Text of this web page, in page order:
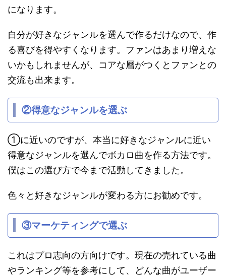
になります。
自分が好きなジャンルを選んで作るだけなので、作
る喜びを得やすくなります。ファンはあまり増えな
いかもしれませんが、コアな層がつくとファンとの
交流も出来ます。
②得意なジャンルを選ぶ
①に近いのですが、本当に好きなジャンルに近い
得意なジャンルを選んでボカロ曲を作る方法です。
僕はこの選び方で今まで活動してきました。
色々と好きなジャンルが変わる方にお勧めです。
③マーケティングで選ぶ
これはプロ志向の方向けです。現在の売れている曲
やランキング等を参考にして、どんな曲がユーザー